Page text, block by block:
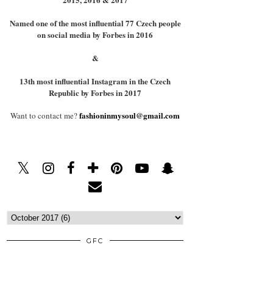
Named one of the most influential 77 Czech people
on social media by Forbes in 2016
&
13th most influential Instagram in the Czech
Republic by Forbes in 2017
Want to contact me?fashioninmysoul@gmail.com
GFC